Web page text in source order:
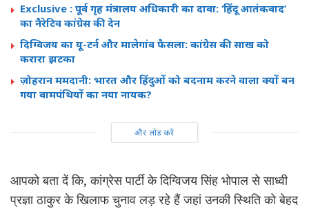
Exclusive : पूर्व गृह मंत्रालय अधिकारी का दावा: ‘हिंदू आतंकवाद’
का नैरेटिव कांग्रेस की देन
दिग्विजय का यू-टर्न और मालेगांव फैसला: कांग्रेस की साख को
करारा झटका
ज़ोहरान ममदानी: भारत और हिंदुओं को बदनाम करने वाला क्यों बन
गया वामपंथियों का नया नायक?
और लोड करें
आपको बता दें कि, कांग्रेस पार्टी के दिग्विजय सिंह भोपाल से साध्वी
प्रज्ञा ठाकुर के खिलाफ चुनाव लड़ रहे हैं जहां उनकी स्थिति को बेहद